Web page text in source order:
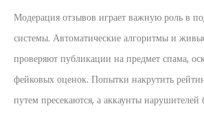
Модерация отзывов играет важную роль в
системы. Автоматические алгоритмы и
проверяют публикации на предмет спама,
фейковых оценок. Попытки накрутить
путем пресекаются, а аккаунты